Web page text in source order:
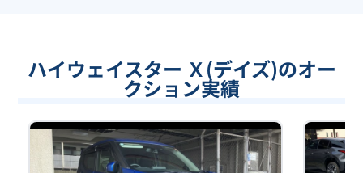
ハイウェイスター Ｘ(デイズ)のオー
クション実績